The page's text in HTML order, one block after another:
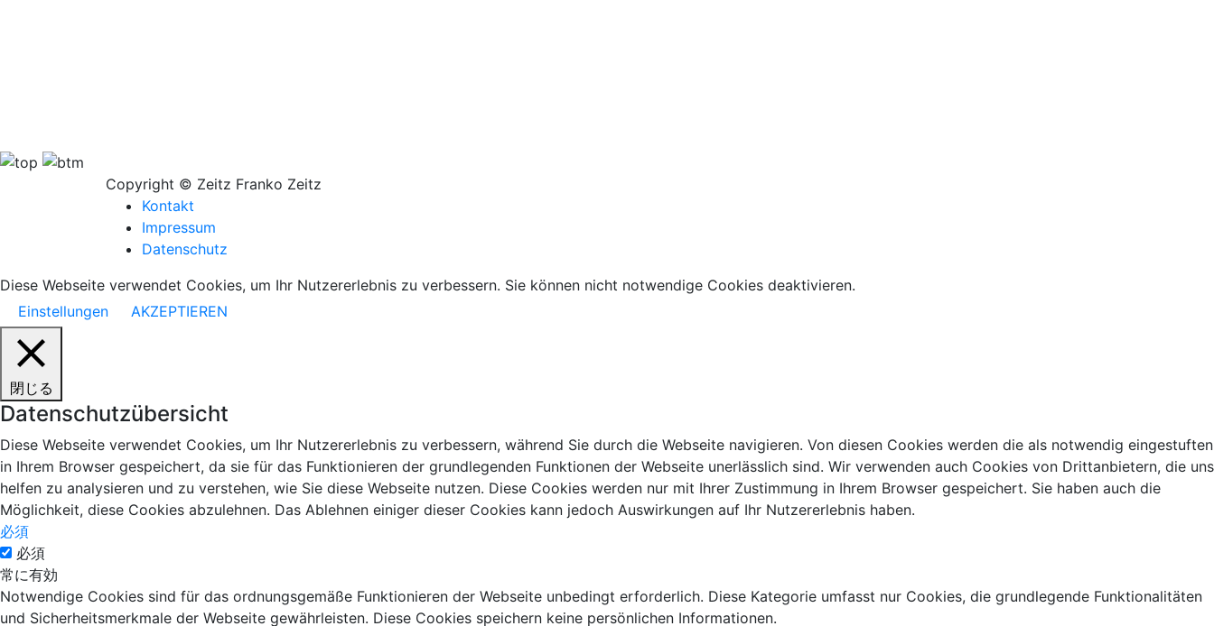
Copyright © Zeitz Franko Zeitz
Kontakt
Impressum
Datenschutz
Diese Webseite verwendet Cookies, um Ihr Nutzererlebnis zu verbessern. Sie können nicht notwendige Cookies deaktivieren.
Einstellungen
AKZEPTIEREN
閉じる
Datenschutzübersicht
Diese Webseite verwendet Cookies, um Ihr Nutzererlebnis zu verbessern, während Sie durch die Webseite navigieren. Von diesen Cookies werden die als notwendig eingestuften
in Ihrem Browser gespeichert, da sie für das Funktionieren der grundlegenden Funktionen der Webseite unerlässlich sind. Wir verwenden auch Cookies von Drittanbietern, die uns
helfen zu analysieren und zu verstehen, wie Sie diese Webseite nutzen. Diese Cookies werden nur mit Ihrer Zustimmung in Ihrem Browser gespeichert. Sie haben auch die
Möglichkeit, diese Cookies abzulehnen. Das Ablehnen einiger dieser Cookies kann jedoch Auswirkungen auf Ihr Nutzererlebnis haben.
必須
必須
常に有効
Notwendige Cookies sind für das ordnungsgemäße Funktionieren der Webseite unbedingt erforderlich. Diese Kategorie umfasst nur Cookies, die grundlegende Funktionalitäten
und Sicherheitsmerkmale der Webseite gewährleisten. Diese Cookies speichern keine persönlichen Informationen.